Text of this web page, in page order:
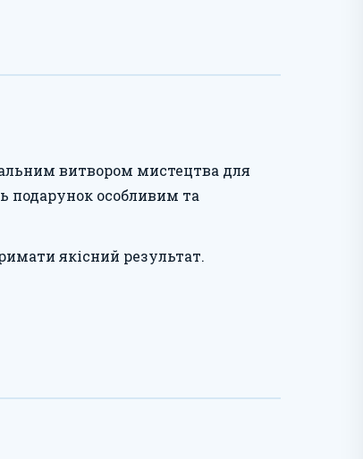
витвором мистецтва для
подарунок особливим та
якісний результат.